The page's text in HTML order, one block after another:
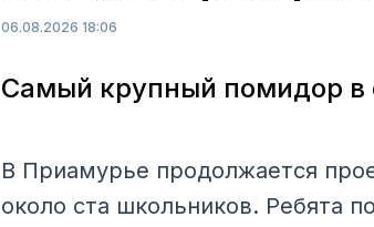
06.08.2026 18:06
Самый крупный помидор в
В Приамурье продолжается
около ста школьников. Ребята